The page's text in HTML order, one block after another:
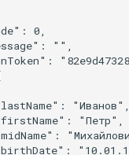
0,
"",
"Иванов",
"Петр",